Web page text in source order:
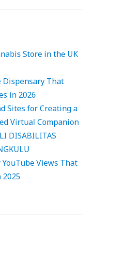
Store in the UK
Dispensary That
in 2026
Sites for Creating a
Virtual Companion
DISABILITAS
Views That
2025